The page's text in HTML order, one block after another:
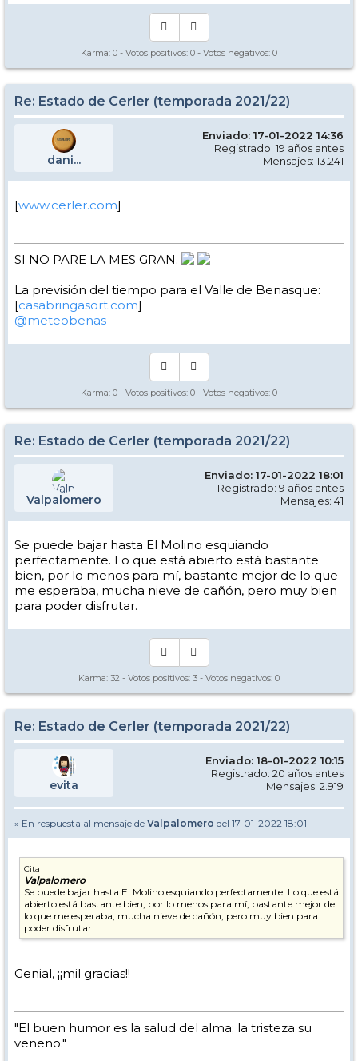
Karma: 0 - Votos positivos: 0 - Votos negativos: 0
Re: Estado de Cerler (temporada 2021/22)
dani...
Enviado: 17-01-2022 14:36
Registrado: 19 años antes
Mensajes: 13.241
[www.cerler.com]
SI NO PARE LA MES GRAN.
La previsión del tiempo para el Valle de Benasque:
[casabringasort.com]
@meteobenas
Karma: 0 - Votos positivos: 0 - Votos negativos: 0
Re: Estado de Cerler (temporada 2021/22)
Valpalomero
Enviado: 17-01-2022 18:01
Registrado: 9 años antes
Mensajes: 41
Se puede bajar hasta El Molino esquiando
perfectamente. Lo que está abierto está bastante
bien, por lo menos para mí, bastante mejor de lo que
me esperaba, mucha nieve de cañón, pero muy bien
para poder disfrutar.
Karma: 32 - Votos positivos: 3 - Votos negativos: 0
Re: Estado de Cerler (temporada 2021/22)
evita
Enviado: 18-01-2022 10:15
Registrado: 20 años antes
Mensajes: 2.919
» En respuesta al mensaje de Valpalomero del 17-01-2022 18:01
Cita
Valpalomero
Se puede bajar hasta El Molino esquiando perfectamente. Lo que está
abierto está bastante bien, por lo menos para mí, bastante mejor de
lo que me esperaba, mucha nieve de cañón, pero muy bien para
poder disfrutar.
Genial, ¡¡mil gracias!!
"El buen humor es la salud del alma; la tristeza su
veneno."